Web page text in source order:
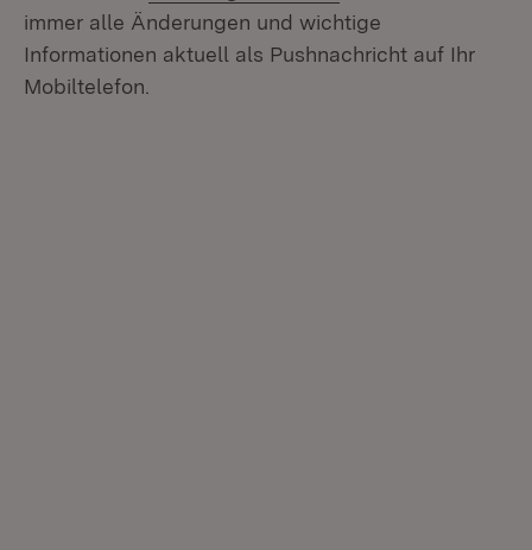
immer alle Änderungen und wichtige
Informationen aktuell als Pushnachricht auf Ihr
Mobiltelefon.